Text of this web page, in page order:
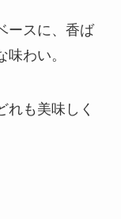
ースに、香ば
わい。
れも美味しく